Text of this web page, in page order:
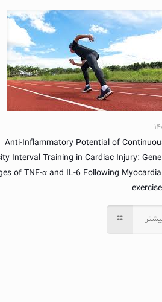
Anti-Inflammatory Potential of
Interval Training in Cardiac Injury:
of TNF-α and IL-6 Following